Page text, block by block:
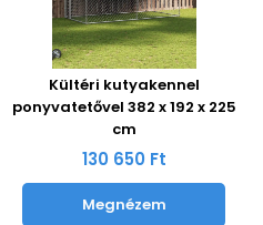
Kültéri kutyakennel
ponyvatetővel 382 x 192 x 225
cm
130 650 Ft
Megnézem